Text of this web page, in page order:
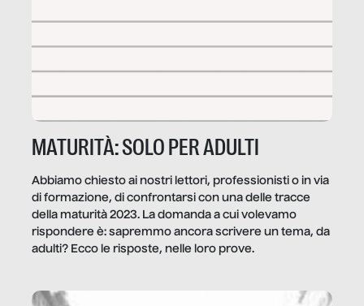
MATURITÀ: SOLO PER ADULTI
Abbiamo chiesto ai nostri lettori, professionisti o in via
di formazione, di confrontarsi con una delle tracce
della maturità 2023. La domanda a cui volevamo
rispondere è: sapremmo ancora scrivere un tema, da
adulti? Ecco le risposte, nelle loro prove.